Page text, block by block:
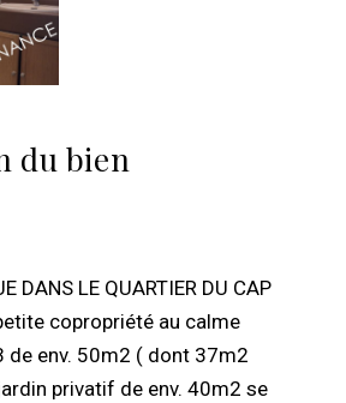
du bien
DANS LE QUARTIER DU CAP
copropriété au calme
de env. 50m2 ( dont 37m2
privatif de env. 40m2 se